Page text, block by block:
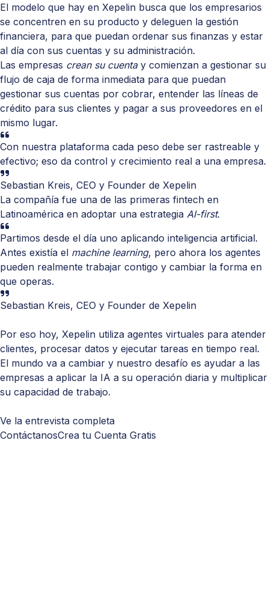
El modelo que hay en Xepelin busca que los empresarios
se concentren en su producto y deleguen la gestión
financiera, para que puedan ordenar sus finanzas y estar
al día con sus cuentas y su administración.
Las empresas crean su cuentay comienzan a gestionar su
flujo de caja de forma inmediata para que puedan
gestionar sus cuentas por cobrar, entender las líneas de
crédito para sus clientes y pagar a sus proveedores en el
mismo lugar.
Con nuestra plataforma cada peso debe ser rastreable y
efectivo; eso da control y crecimiento real a una empresa.
Sebastian Kreis, CEO y Founder de Xepelin
La compañía fue una de las primeras fintech en
Latinoamérica en adoptar una estrategia AI-first.
Partimos desde el día uno aplicando inteligencia artificial.
Antes existía el machine learning, pero ahora los agentes
pueden realmente trabajar contigo y cambiar la forma en
que operas.
Sebastian Kreis, CEO y Founder de Xepelin
Por eso hoy, Xepelin utiliza agentes virtuales para atender
clientes, procesar datos y ejecutar tareas en tiempo real.
El mundo va a cambiar y nuestro desafío es ayudar a las
empresas a aplicar la IA a su operación diaria y multiplicar
su capacidad de trabajo.
Ve la entrevista completa
ContáctanosCrea tu Cuenta Gratis